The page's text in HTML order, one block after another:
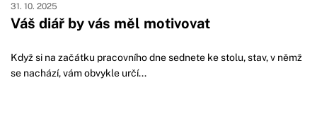
Váš diář by vás měl motivovat
31. 10. 2025
Když si na začátku pracovního dne sednete ke stolu, stav, v němž
se nachází, vám obvykle určí...